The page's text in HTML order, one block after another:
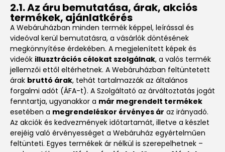
2.1. Az áru bemutatása, árak, akciós
termékek, ajánlatkérés
A Webáruházban minden termék képpel, leírással és
videóval kerül bemutatásra, a vásárlók döntésének
megkönnyítése érdekében. A megjelenített képek és
videók illusztrációs célokat szolgálnak, a valós termék
jellemzői ettől eltérhetnek. A Webáruházban feltüntetett
árak bruttó árak, tehát tartalmazzák az általános
forgalmi adót (ÁFA-t). A Szolgáltató az árváltoztatás jogát
fenntartja, ugyanakkor a már megrendelt termékek
esetében a megrendeléskor érvényes ár az irányadó.
Az akciók és kedvezmények időtartamát, illetve a készlet
erejéig való érvényességet a Webáruház egyértelműen
feltünteti. Egyes termékek ár nélkül is szerepelhetnek –